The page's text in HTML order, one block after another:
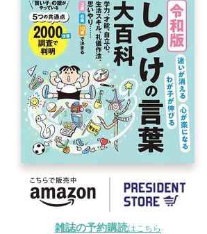
雑誌の予約購読はこちら